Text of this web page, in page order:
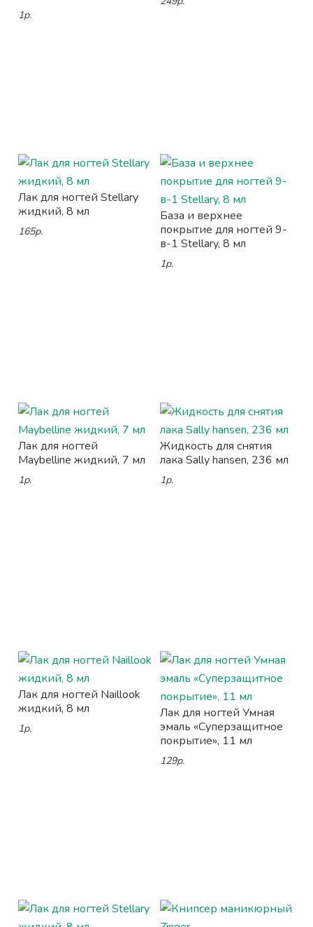
1р.
Лак для ногтей Stellary
жидкий, 8 мл
165р.
База и верхнее
покрытие для ногтей 9-
в-1 Stellary, 8 мл
1р.
Лак для ногтей
Maybelline жидкий, 7 мл
1р.
Жидкость для снятия
лака Sally hansen, 236 мл
1р.
Лак для ногтей Naillook
жидкий, 8 мл
1р.
Лак для ногтей Умная
эмаль «Суперзащитное
покрытие», 11 мл
129р.